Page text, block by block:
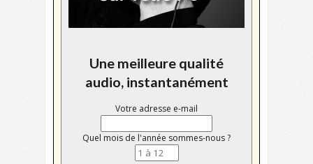
Une meilleure qualité
audio, instantanément
Votre adresse e-mail
Quel mois de l'année sommes-nous ?